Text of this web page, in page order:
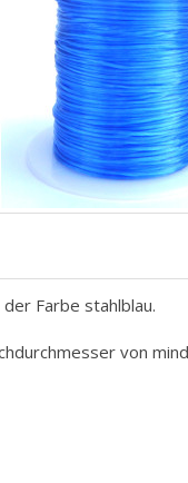
Farbe stahlblau.
von